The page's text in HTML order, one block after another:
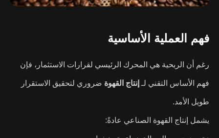
فهم العملية الأساسية
رغم أن الربحية هي المحرك الرئيسي لقرارات الاستثمار، فإن
فهم الأساس التقني لـ إنتاج القهوة ضروري لتحقيق الاستقرار
طويل الأمد.
يشمل إنتاج القهوة الصناعي عادةً: